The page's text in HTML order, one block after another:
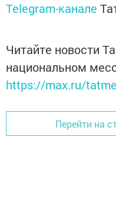
Telegram-канале
Читайте новости
национальном
https://max.ru/
Перейти на